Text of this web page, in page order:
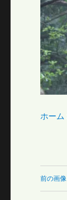
ホーム
前の画像